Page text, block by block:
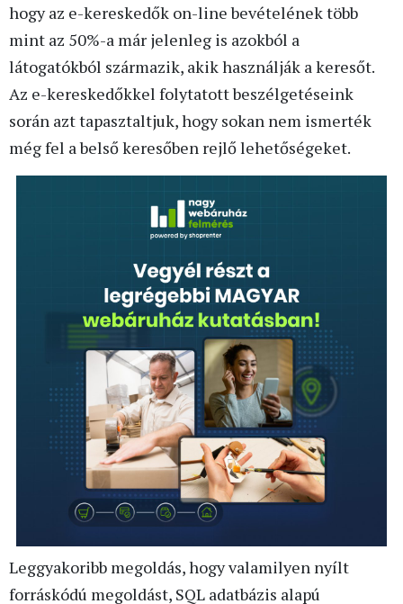
hogy az e-kereskedők on-line bevételének több
mint az 50%-a már jelenleg is azokból a
látogatókból származik, akik használják a keresőt.
Az e-kereskedőkkel folytatott beszélgetéseink
során azt tapasztaltjuk, hogy sokan nem ismerték
még fel a belső keresőben rejlő lehetőségeket.
Leggyakoribb megoldás, hogy valamilyen nyílt
forráskódú megoldást, SQL adatbázis alapú